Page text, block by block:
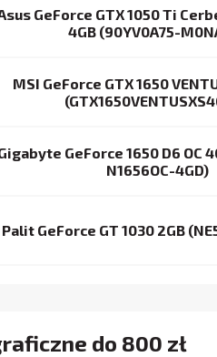
GeForce GTX 1050 Ti
4GB (90YV0A75-
MSI GeForce GTX 1650
GeForce 1650 D6 OC
N1656OC-4GD)
Palit GeForce GT 1030 2GB
do 800 zł